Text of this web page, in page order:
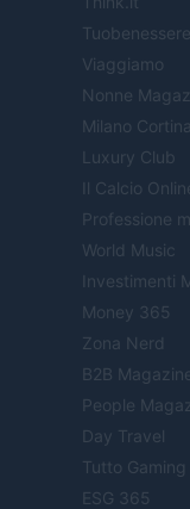
Tuobenessere
Viaggiamo
Nonne
Milano Cortina
Luxury Club
Il Calcio
Professione
World Music
Investimenti
Money 365
Zona Nerd
B2B
People
Day Travel
Tutto Gaming
ESG 365